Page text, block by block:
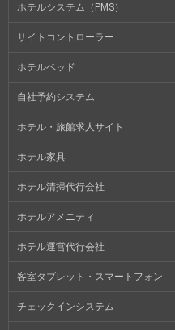
ホテルシステム（PMS）
サイトコントローラー
ホテルベッド
自社予約システム
ホテル・旅館求人サイト
ホテル家具
ホテル清掃代行会社
ホテルアメニティ
ホテル運営代行会社
客室タブレット・スマートフォン
チェックインシステム